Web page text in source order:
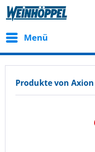
Menü
Produkte von Axion